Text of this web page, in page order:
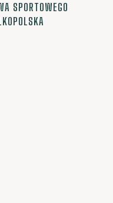
SPORTOWEGO